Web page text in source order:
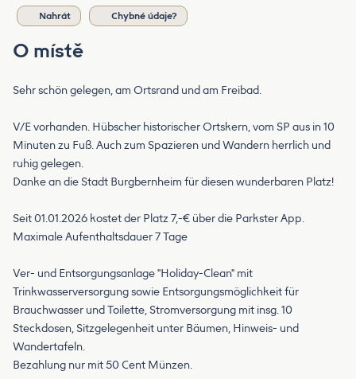
Nahrát Chybné údaje?
O místě
Sehr schön gelegen, am Ortsrand und am Freibad.
V/E vorhanden. Hübscher historischer Ortskern, vom SP aus in 10
Minuten zu Fuß. Auch zum Spazieren und Wandern herrlich und
ruhig gelegen.
Danke an die Stadt Burgbernheim für diesen wunderbaren Platz!
Seit 01.01.2026 kostet der Platz 7,-€ über die Parkster App.
Maximale Aufenthaltsdauer 7 Tage
Ver- und Entsorgungsanlage "Holiday-Clean" mit
Trinkwasserversorgung sowie Entsorgungsmöglichkeit für
Brauchwasser und Toilette, Stromversorgung mit insg. 10
Steckdosen, Sitzgelegenheit unter Bäumen, Hinweis- und
Wandertafeln.
Bezahlung nur mit 50 Cent Münzen.